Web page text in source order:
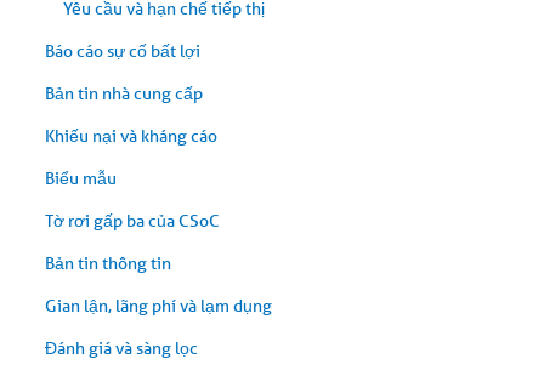
Yêu cầu và hạn chế tiếp thị
Báo cáo sự cố bất lợi
Bản tin nhà cung cấp
Khiếu nại và kháng cáo
Biểu mẫu
Tờ rơi gấp ba của CSoC
Bản tin thông tin
Gian lận, lãng phí và lạm dụng
Đánh giá và sàng lọc